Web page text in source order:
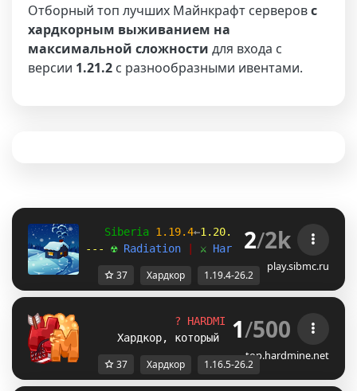
Отборный топ лучших Майнкрафт серверовс
хардкорным выживанием на
максимальной сложности для входа с
версии 1.21.2 с разнообразными ивентами.
Siberia 1.19.4←1.20.1 26.2 [ Trails
--- ☢ Radiation ⚔ Hardcore | ☠ Assaults
2/2k
play.sibmc.ru
37 Хардкор 1.19.4-26.2
? HARDMI E ? | 1.16.5 - 26.2
Хардкор, который не снился даже
1/500
top.hardmine.net
37 Хардкор 1.16.5-26.2